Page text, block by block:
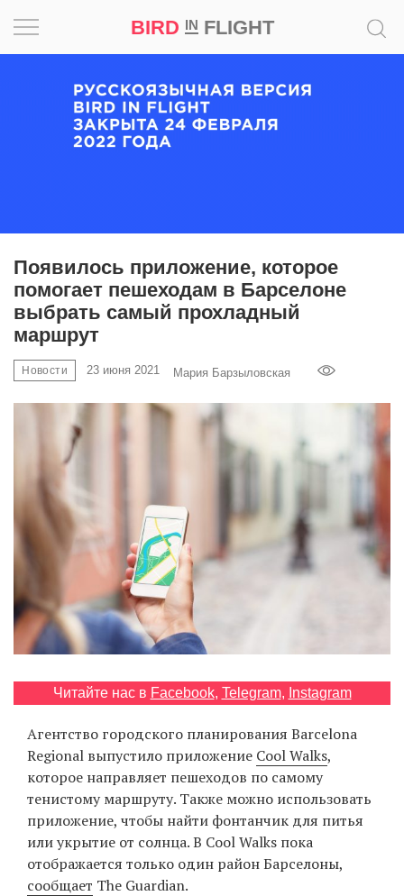
BIRD INFLIGHT
EN
UA
Появилось приложение, которое
помогает пешеходам в Барселоне
выбрать самый прохладный
маршрут
Новости 23 июня 2021 Мария Барзыловская
Читайте нас в Facebook, Telegram, Instagram
Агентство городского планирования Barcelona
Regional выпустило приложение Cool Walks,
которое направляет пешеходов по самому
тенистому маршруту. Также можно использовать
приложение, чтобы найти фонтанчик для питья
или укрытие от солнца. В Cool Walks пока
отображается только один район Барселоны,
сообщает The Guardian.